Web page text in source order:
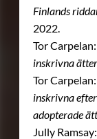
Finlands
2022.
Tor Carpelan:
inskrivna
Tor Carpelan:
inskrivna
adopterade
Jully Ramsay: